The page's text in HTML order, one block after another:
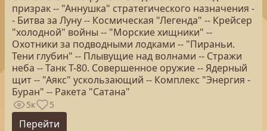
призрак -- "Аннушка" стратегического назначения -
- Битва за Луну -- Космическая "Легенда" -- Крейсер
"холодной" войны -- "Морские хищники" --
Охотники за подводными лодками -- "Пираньи.
Тени глубин" -- Плывущие над волнами -- Стражи
неба -- Танк Т-80. Совершенное оружие -- Ядерный
щит -- "Аякс" ускользающий -- Комплекс "Энергия -
Буран" -- Ракета "Сатана"
5к 5
Перейти